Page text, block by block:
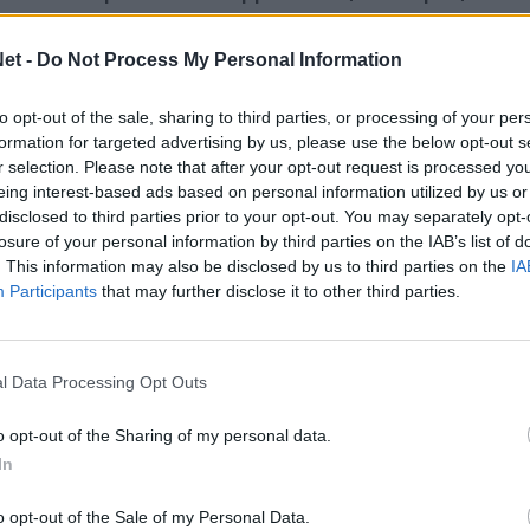
- Do Not Process My Personal Information
opt-out of the sale, sharing to third parties, or processing of your
for targeted advertising by us, please use the below opt-out
selection. Please note that after your opt-out request is processed
interest-based ads based on personal information utilized by us
to third parties prior to your opt-out. You may separately
of your personal information by third parties on the IAB’s list of
This information may also be disclosed by us to third parties on the
Participants that may further disclose it to other third parties.
Data Processing Opt Outs
opt-out of the Sharing of my personal data.
opt-out of the Sale of my Personal Data.
οι ομάδες της Super League.
μας στο Google
άρθρα μας στα αποτελέσματα αναζήτησης
on Google
πως θα κρατηθεί ενός λεπτού σιγή
ημέρας του Πρωταθλήματος
ενός λεπτού σιγή, στη μνήμη του
δολοφονήθηκε στη Θεσσαλονίκη.